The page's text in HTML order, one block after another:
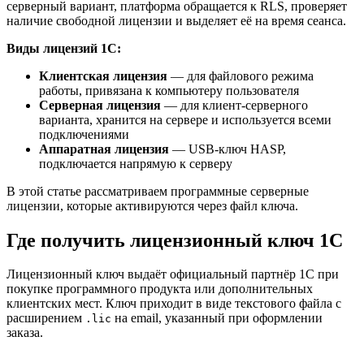
серверный вариант, платформа обращается к RLS, проверяет
наличие свободной лицензии и выделяет её на время сеанса.
Виды лицензий 1С:
Клиентская лицензия — для файлового режима
работы, привязана к компьютеру пользователя
Серверная лицензия — для клиент-серверного
варианта, хранится на сервере и используется всеми
подключениями
Аппаратная лицензия — USB-ключ HASP,
подключается напрямую к серверу
В этой статье рассматриваем программные серверные
лицензии, которые активируются через файл ключа.
Где получить лицензионный ключ 1С
Лицензионный ключ выдаёт официальный партнёр 1С при
покупке программного продукта или дополнительных
клиентских мест. Ключ приходит в виде текстового файла с
расширением .lic на email, указанный при оформлении
заказа.